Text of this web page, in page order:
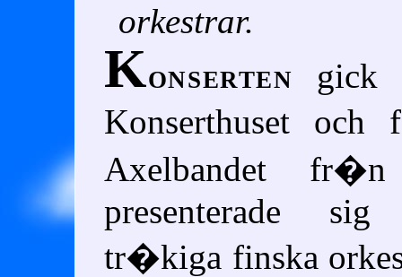
orkestrar.
Konserten gick
Konserthuset
Axelbandet
presenterade
tr�kiga finska